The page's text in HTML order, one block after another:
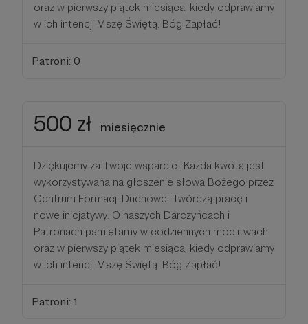
oraz w pierwszy piątek miesiąca, kiedy odprawiamy
w ich intencji Mszę Świętą. Bóg Zapłać!
Patroni: 0
500 zł miesięcznie
Dziękujemy za Twoje wsparcie! Każda kwota jest
wykorzystywana na głoszenie słowa Bożego przez
Centrum Formacji Duchowej, twórczą pracę i
nowe inicjatywy. O naszych Darczyńcach i
Patronach pamiętamy w codziennych modlitwach
oraz w pierwszy piątek miesiąca, kiedy odprawiamy
w ich intencji Mszę Świętą. Bóg Zapłać!
Patroni: 1